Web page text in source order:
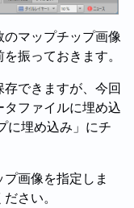
のマップチップ画像
振っておきます。
できますが、今回
ファイルに埋め込
に埋め込み」にチ
画像を指定しま
さい。